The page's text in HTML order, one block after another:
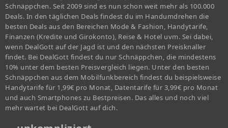
Schnäppchen. Seit 2009 sind es nun schon weit mehr als 100.000
Deals. In den täglichen Deals findest du im Handumdrehen die
besten Deals aus den Bereichen Mode & Fashion, Handytarife,
Finanzen (Kredite und Girokonto), Reise & Hotel uvm. Sei dabei,
wenn DealGott auf der Jagd ist und den nächsten Preisknaller
findet. Bei DealGott findest du nur Schnäppchen, die mindestens
10% unter dem besten Preisvergleich liegen. Unter den besten
Schnäppchen aus dem Mobilfunkbereich findest du beispielsweise
Handytarife für 1,99€ pro Monat, Datentarife für 3,99€ pro Monat
und auch Smartphones zu Bestpreisen. Das alles und noch viel
mehr wartet bei DealGott auf dich.